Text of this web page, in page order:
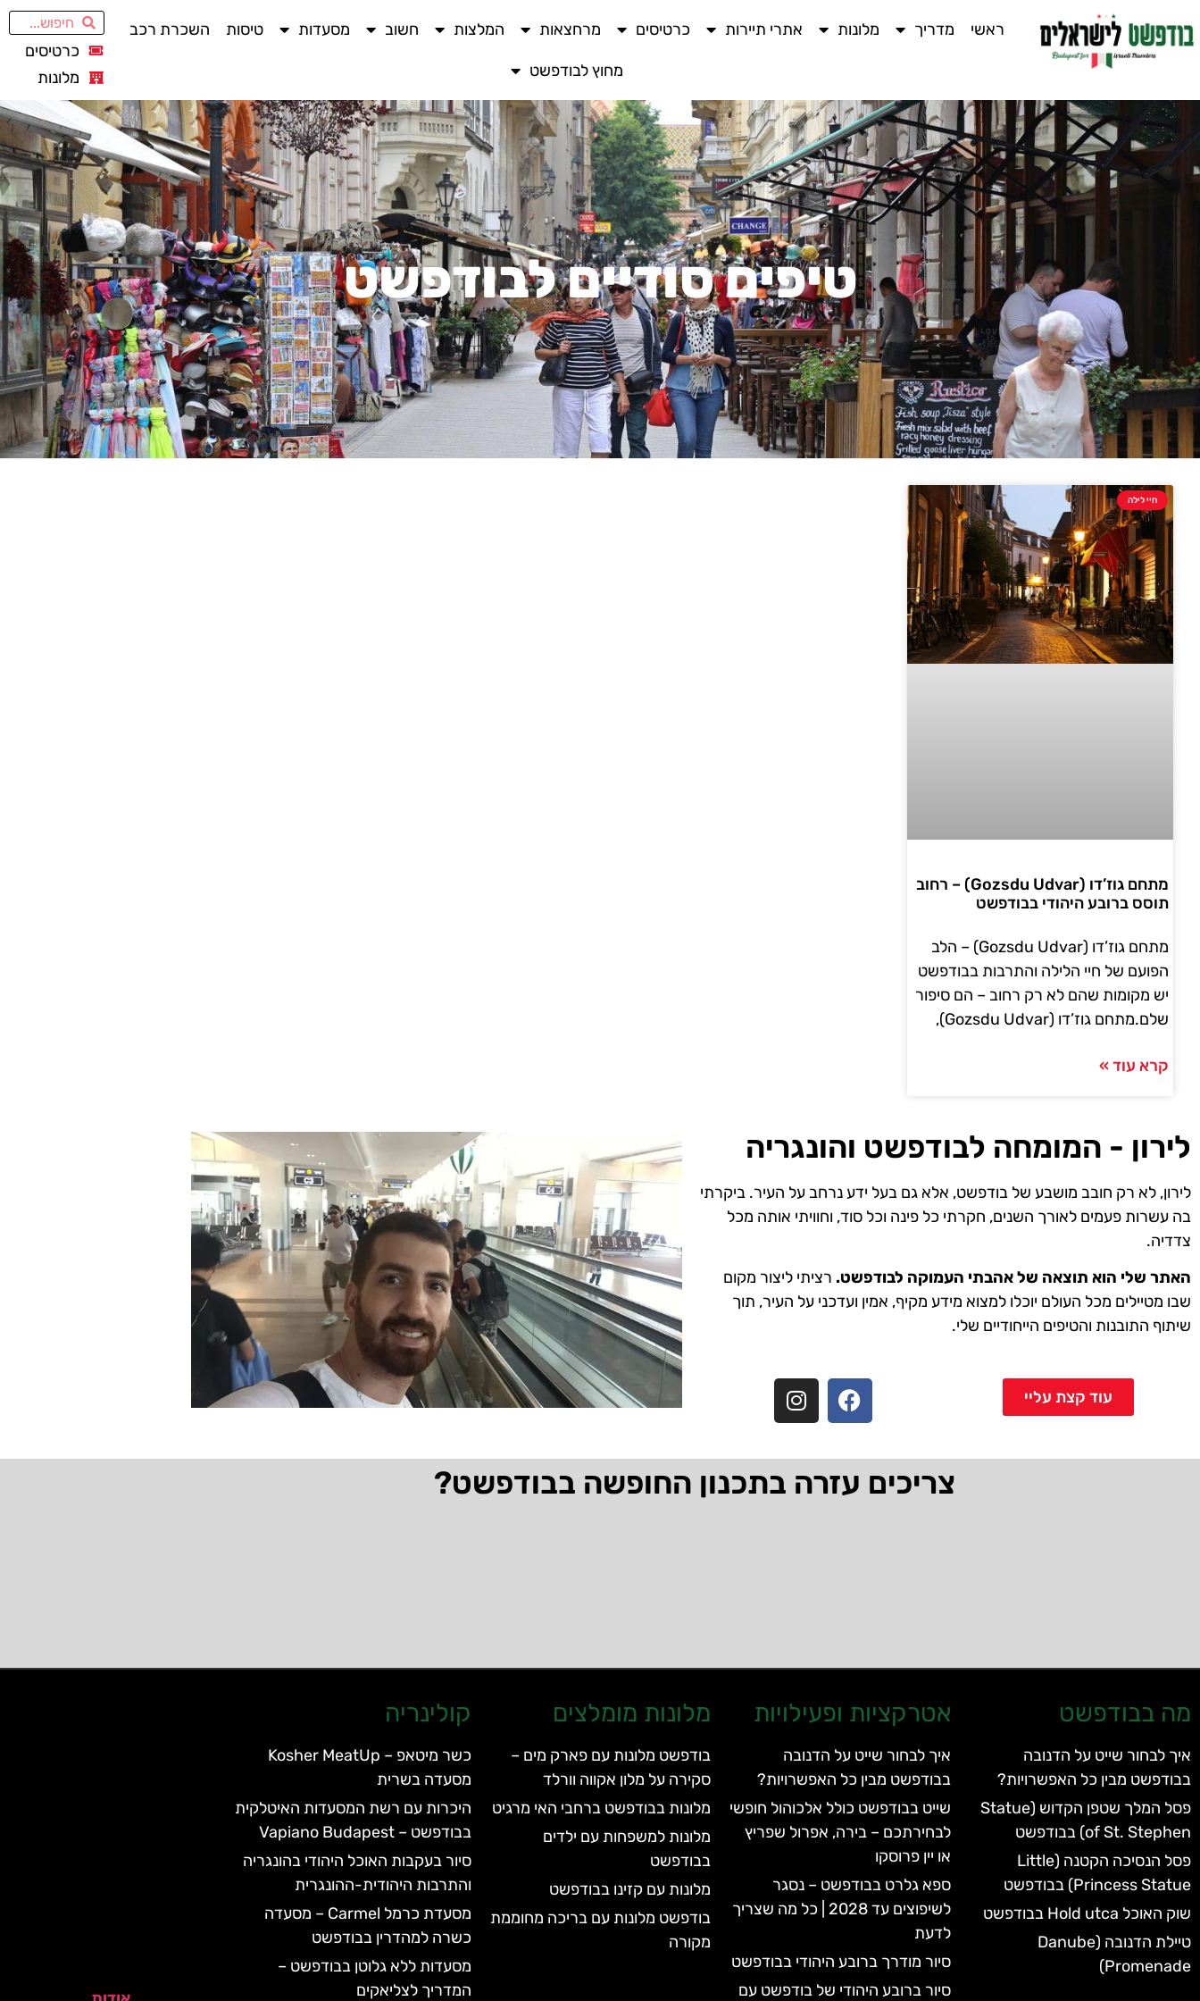
ראשי מדריך מלונות אתרי תיירות כרטיסים מרחצאות המלצות חשוב מסעדות טיסות השכרת רכב
מחוץ לבודפשט
כרטיסים
מלונות
טיפים סודיים לבודפשט
חיי לילה
מתחם גוז’דו (Gozsdu Udvar) – רחוב
תוסס ברובע היהודי בבודפשט
מתחם גוז’דו (Gozsdu Udvar) – הלב
הפועם של חיי הלילה והתרבות בבודפשט
יש מקומות שהם לא רק רחוב – הם סיפור
שלם.מתחם גוז’דו (Gozsdu Udvar),
קרא עוד »
לירון - המומחה לבודפשט והונגריה
לירון, לא רק חובב מושבע של בודפשט, אלא גם בעל ידע נרחב על העיר. ביקרתי
בה עשרות פעמים לאורך השנים, חקרתי כל פינה וכל סוד, וחוויתי אותה מכל
צדדיה.
האתר שלי הוא תוצאה של אהבתי העמוקה לבודפשט. רציתי ליצור מקום
שבו מטיילים מכל העולם יוכלו למצוא מידע מקיף, אמין ועדכני על העיר, תוך
שיתוף התובנות והטיפים הייחודיים שלי.
עוד קצת עליי
צריכים עזרה בתכנון החופשה בבודפשט?
מה בבודפשט
איך לבחור שייט על הדנובה
בבודפשט מבין כל האפשרויות?
פסל המלך שטפן הקדוש (Statue
of St. Stephen) בבודפשט
פסל הנסיכה הקטנה (Little
Princess Statue) בבודפשט
שוק האוכל Hold utca בבודפשט
טיילת הדנובה (Danube
Promenade)
אטרקציות ופעילויות
איך לבחור שייט על הדנובה
בבודפשט מבין כל האפשרויות?
שייט בבודפשט כולל אלכוהול חופשי
לבחירתכם – בירה, אפרול שפריץ
או יין פרוסקו
ספא גלרט בבודפשט – נסגר
לשיפוצים עד 2028 | כל מה שצריך
לדעת
סיור מודרך ברובע היהודי בבודפשט
סיור ברובע היהודי של בודפשט עם
מלונות מומלצים
בודפשט מלונות עם פארק מים –
סקירה על מלון אקווה וורלד
מלונות בבודפשט ברחבי האי מרגיט
מלונות למשפחות עם ילדים
בבודפשט
מלונות עם קזינו בבודפשט
בודפשט מלונות עם בריכה מחוממת
מקורה
קולינריה
כשר מיטאפ – Kosher MeatUp
מסעדה בשרית
היכרות עם רשת המסעדות האיטלקית
בבודפשט – Vapiano Budapest
סיור בעקבות האוכל היהודי בהונגריה
והתרבות היהודית-ההונגרית
מסעדת כרמל Carmel – מסעדה
כשרה למהדרין בבודפשט
מסעדות ללא גלוטן בבודפשט –
המדריך לצליאקים